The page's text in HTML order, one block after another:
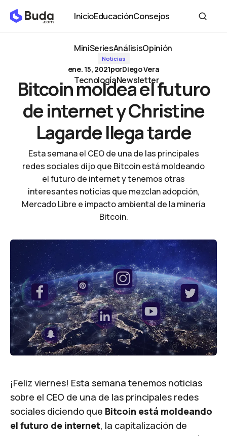
Inicio
Inicio
Educación
Educación
Consejos
Consejos
MiniSeries
MiniSeries
Análisis
Análisis
Opinión
Tecnología
Tecnología
Newsletter
Newsletter
Bitcoin moldea el futuro de internet y Christine Lagarde llega
tarde
Noticias
ene. 15, 2021porDiego Vera
Bitcoin moldea el futuro
de internet y Christine
Lagarde llega tarde
Esta semana el CEO de una de las principales
redes sociales dijo que Bitcoin está moldeando
el futuro de internet y tenemos otras
interesantes noticias que mezclan adopción,
Mercado Libre e impacto ambiental de la minería
Bitcoin.
¡Feliz viernes! Esta semana tenemos noticias
sobre el CEO de una de las principales redes
sociales diciendo que Bitcoin está moldeando
el futuro de internet, la capitalización de